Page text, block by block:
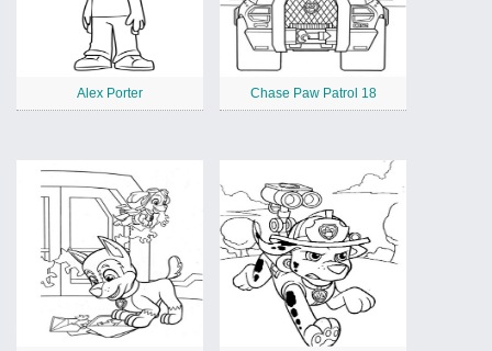
Alex Porter Chase Paw Patrol 18